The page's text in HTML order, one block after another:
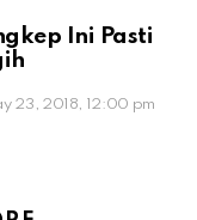
Ini Pasti
23, 2018, 12:00 pm